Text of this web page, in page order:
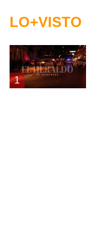
LO+VISTO
1